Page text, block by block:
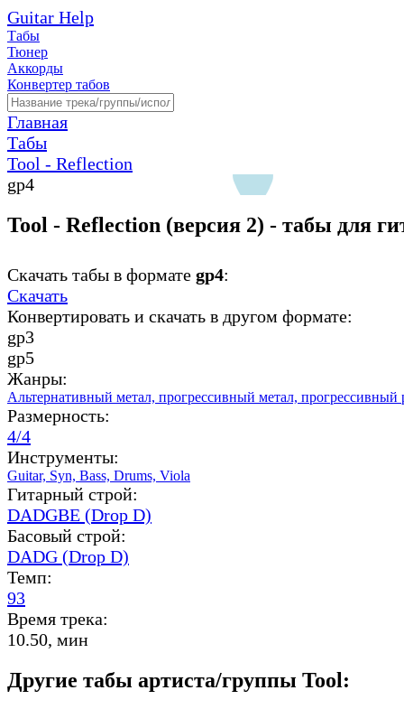
Guitar Help
Табы
Тюнер
Аккорды
Конвертер табов
Главная
Табы
Tool - Reflection
gp4
Tool - Reflection (версия 2) - табы для
Скачать табы в формате gp4:
Скачать
Конвертировать и скачать в другом формате:
gp3
gp5
Жанры:
Альтернативный метал, прогрессивный метал, прогрессивный
Размерность:
4/4
Инструменты:
Guitar, Syn, Bass, Drums, Viola
Гитарный строй:
DADGBE (Drop D)
Басовый строй:
DADG (Drop D)
Темп:
93
Время трека:
10.50, мин
Другие табы артиста/группы Tool: